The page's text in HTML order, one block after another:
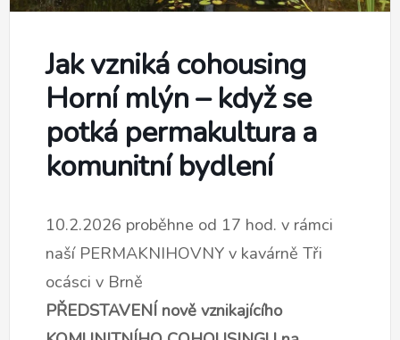
Jak vzniká cohousing
Horní mlýn – když se
potká permakultura a
komunitní bydlení
10.2.2026 proběhne od 17 hod. v rámci
naší PERMAKNIHOVNY v kavárně Tři
ocásci v Brně
PŘEDSTAVENÍ nově vznikajícího